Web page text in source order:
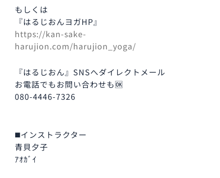
もしくは
『はるじおんヨガHP』
https://kan-sake-
harujion.com/harujion_yoga/
『はるじおん』SNSへダイレクトメール
お電話でもお問い合わせも🆗
080-4446-7326
◼️インストラクター
青貝夕子
ｱｵｶﾞｲ